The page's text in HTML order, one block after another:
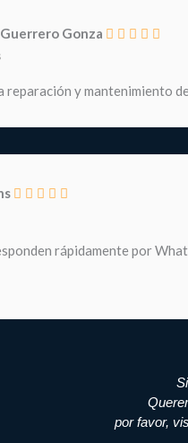
Gonza
reparación y mantenimiento
rápidamente por
por favor,